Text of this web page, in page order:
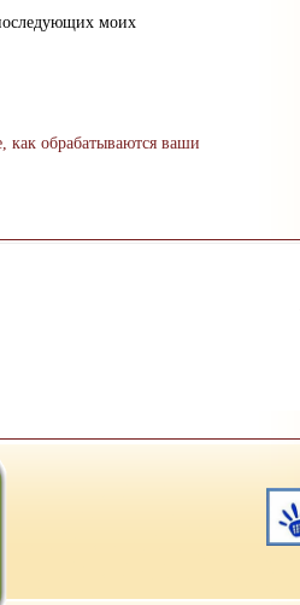
моих
как обрабатываются ваши